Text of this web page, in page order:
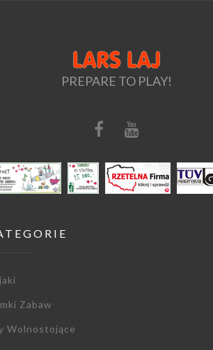
PREPARE TO PLAY!
Zabaw
Wolnostojące